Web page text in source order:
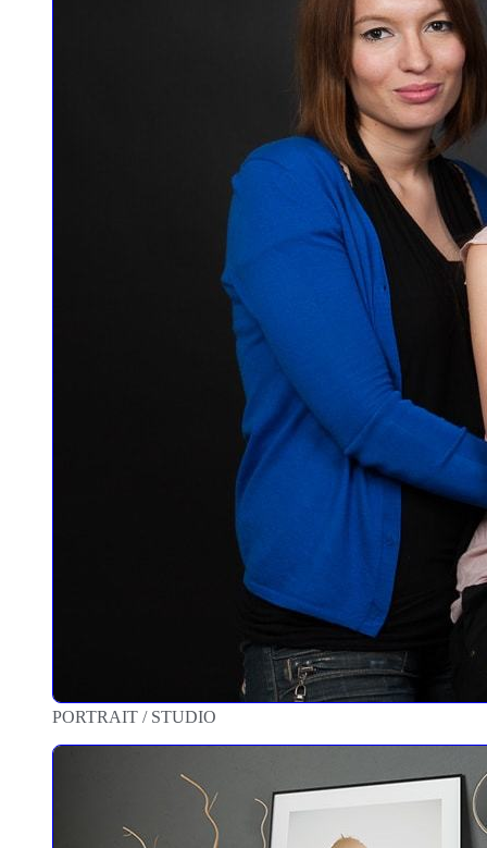
PORTRAIT / STUDIO